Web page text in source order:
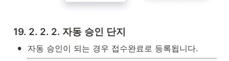
19. 2. 2. 2. 자동 승인 단지
• 자동 승인이 되는 경우 접수완료로 등록됩니다.